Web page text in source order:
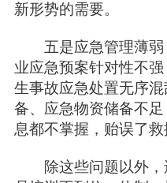
新形势的需要。
五是应急管理薄弱
业应急预案针对性不
生事故应急处置无序
备、应急物资储备不
息都不掌握，贻误了救
除这些问题以外，